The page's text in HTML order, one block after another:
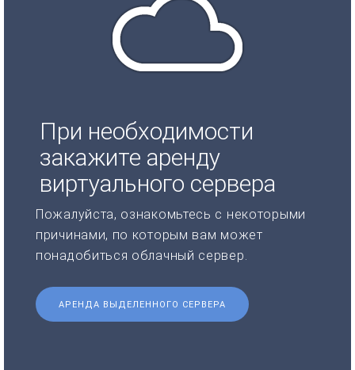
При необходимости
закажите аренду
виртуального сервера
Пожалуйста, ознакомьтесь с некоторыми
причинами, по которым вам может
понадобиться облачный сервер.
АРЕНДА ВЫДЕЛЕННОГО СЕРВЕРА